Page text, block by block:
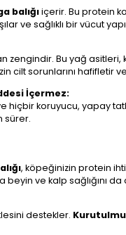
balığıiçerir. Bu protein
ve sağlıklı bir vücut
zengindir. Bu yağ asitleri,
sorunlarını hafifletir ve
İçermez:
koruyucu, yapay
sürer.
, köpeğinizin protein
beyin ve kalp sağlığını
destekler.